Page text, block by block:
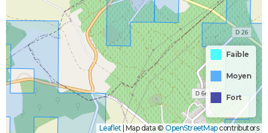
Faible
Moyen
Fort
Leaflet | Map data ©OpenStreetMapcontributors